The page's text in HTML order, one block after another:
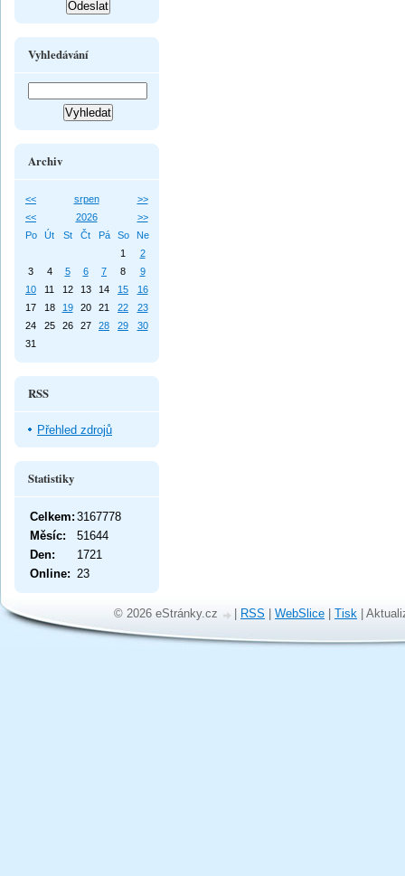
Vyhledávání
Archiv
<< srpen
>>
<<
2026
>>
Po
Út St Čt Pá So
Ne
1
2
3
4 5 6 7 8
9
10
11 12 13 14 15
16
17
18 19 20 21 22
23
24
25 26 27 28 29
30
31
RSS
Přehled zdrojů
Statistiky
Online: 23
Celkem: 3167778
Měsíc:
51644
Den:
1721
© 2026 eStránky.cz | RSS | WebSlice | Tisk |